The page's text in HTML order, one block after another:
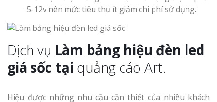
5-12v nên mức tiêu thụ ít giảm chi phí sử dụng.
Dịch vụ Làm bảng hiệu đèn led
giá sốc tại quảng cáo Art.
Hiệu được những nhu cầu cần thiết của nhiều khách
Biển Led